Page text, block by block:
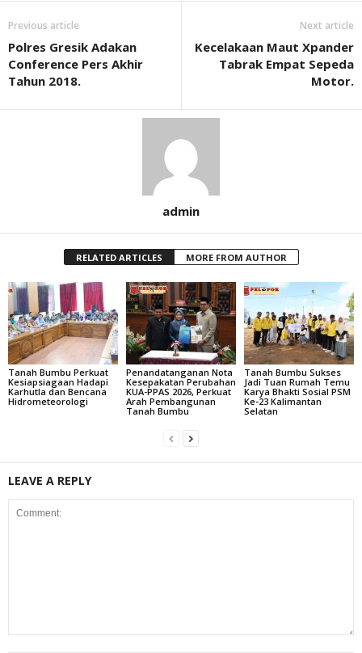
Previous article
Polres Gresik Adakan
Conference Pers Akhir
Tahun 2018.
Next article
Kecelakaan Maut Xpander
Tabrak Empat Sepeda
Motor.
admin
RELATED ARTICLES MORE FROM AUTHOR
Tanah Bumbu Perkuat
Kesiapsiagaan Hadapi
Karhutla dan Bencana
Hidrometeorologi
Penandatanganan Nota
Kesepakatan Perubahan
KUA-PPAS 2026, Perkuat
Arah Pembangunan
Tanah Bumbu
Tanah Bumbu Sukses
Jadi Tuan Rumah Temu
Karya Bhakti Sosial PSM
Ke-23 Kalimantan
Selatan
LEAVE A REPLY